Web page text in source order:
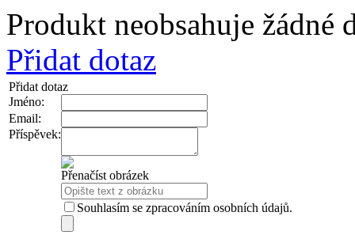
Produkt neobsahuje žádné
Přidat dotaz
Přidat dotaz
Jméno:
Email:
Příspěvek:
Přenačíst obrázek
Souhlasím se zpracováním osobních údajů.